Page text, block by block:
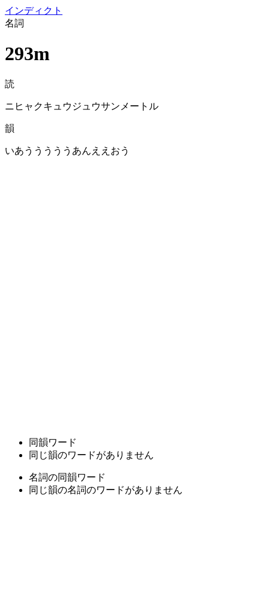
インディクト
名詞
293m
読
ニヒャクキュウジュウサンメートル
韻
いあうううううあんええおう
同韻ワード
同じ韻のワードがありません
名詞の同韻ワード
同じ韻の名詞のワードがありません